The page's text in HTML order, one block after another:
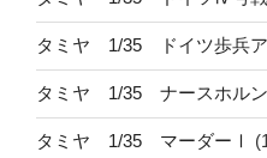
タミヤ 1/35 ドイツ歩兵ア
タミヤ 1/35 ナースホル
タミヤ 1/35 マーダーⅠ